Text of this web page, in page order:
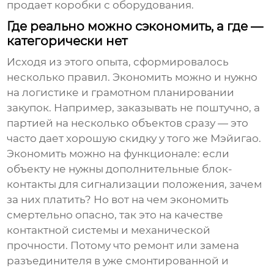
продает коробки с оборудования.
Где реально можно сэкономить, а где —
категорически нет
Исходя из этого опыта, сформировалось
несколько правил. Экономить можно и нужно
на логистике и грамотном планировании
закупок. Например, заказывать не поштучно, а
партией на несколько объектов сразу — это
часто дает хорошую скидку у того же Мэйигао.
Экономить можно на функционале: если
объекту не нужны дополнительные блок-
контакты для сигнализации положения, зачем
за них платить? Но вот на чем экономить
смертельно опасно, так это на качестве
контактной системы и механической
прочности. Потому что ремонт или замена
разъединителя в уже смонтированной и